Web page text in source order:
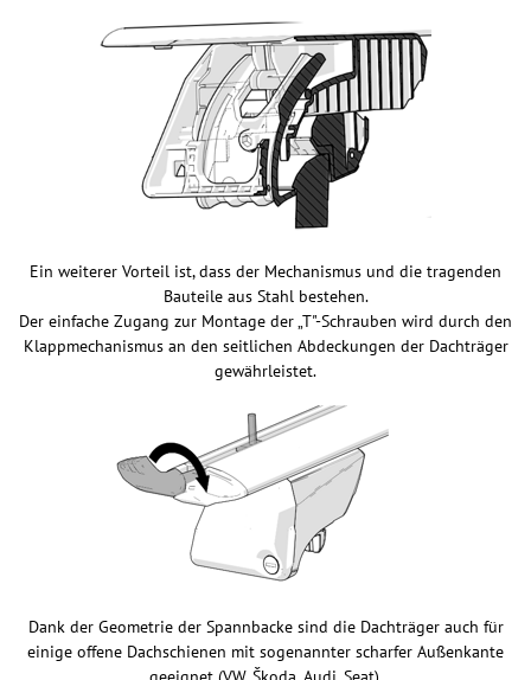
Ein weiterer Vorteil ist, dass der Mechanismus und die tragenden
Bauteile aus Stahl bestehen.
Der einfache Zugang zur Montage der „T"-Schrauben wird durch den
Klappmechanismus an den seitlichen Abdeckungen der Dachträger
gewährleistet.
Dank der Geometrie der Spannbacke sind die Dachträger auch für
einige offene Dachschienen mit sogenannter scharfer Außenkante